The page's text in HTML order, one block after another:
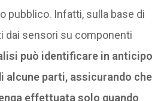
pubblico. Infatti, sulla base di
dai sensori su componenti
può identificare in anticipo
alcune parti, assicurando che
effettuata solo quando